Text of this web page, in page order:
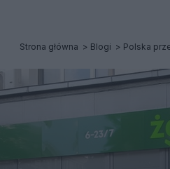
Strona główna Blogi Polska